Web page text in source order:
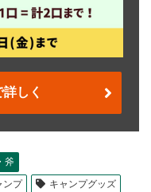
しく
斧
ンプ
キャンプグッズ